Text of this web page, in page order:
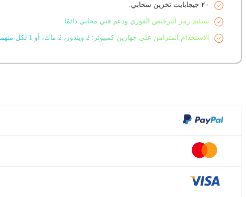
٢٠ جيجابايت تخزين سحابي.
تسليم رمز الترخيص الفوري ودعم فني مجاني دائمًا.
الاستخدام المتزامن على جهازين كمبيوتر: 2 ويندوز، 2 ماك، أو 1 لكل منهما.